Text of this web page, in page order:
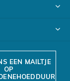
EEN MAILTJE
OP